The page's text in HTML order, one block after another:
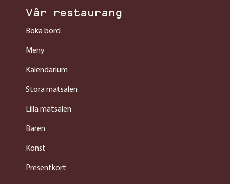
Vår restaurang
Boka bord
Meny
Kalendarium
Stora matsalen
Lilla matsalen
Baren
Konst
Presentkort